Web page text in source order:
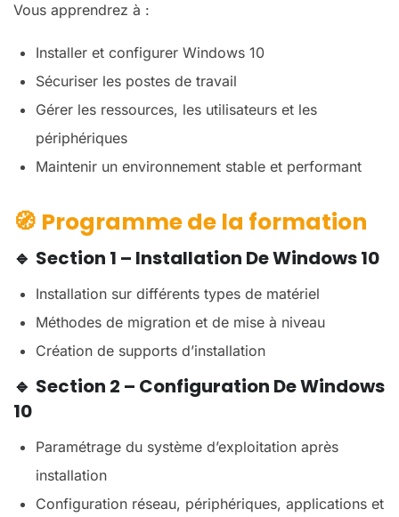
Vous apprendrez à :
Installer et configurer Windows 10
Sécuriser les postes de travail
Gérer les ressources, les utilisateurs et les
périphériques
Maintenir un environnement stable et performant
🧭 Programme de la formation
🔹 Section 1 – Installation De Windows 10
Installation sur différents types de matériel
Méthodes de migration et de mise à niveau
Création de supports d’installation
🔹 Section 2 – Configuration De Windows
10
Paramétrage du système d’exploitation après
installation
Configuration réseau, périphériques, applications et